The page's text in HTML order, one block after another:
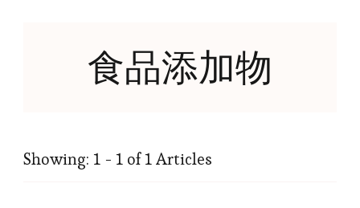
食品添加物
Showing: 1 - 1 of 1 Articles